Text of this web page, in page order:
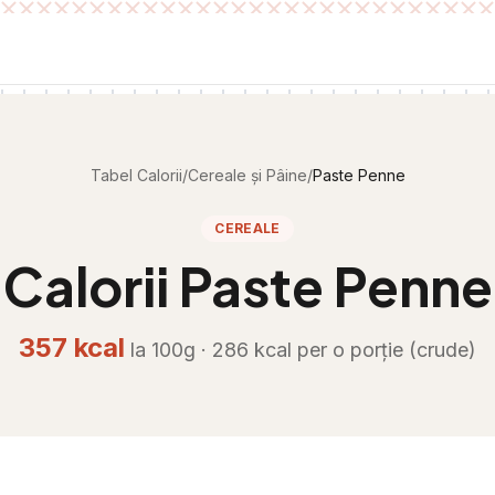
Tabel Calorii/Cereale și Pâine/Paste Penne
CEREALE
Calorii Paste Penne
357 kcal la 100g · 286 kcal per o porție (crude)